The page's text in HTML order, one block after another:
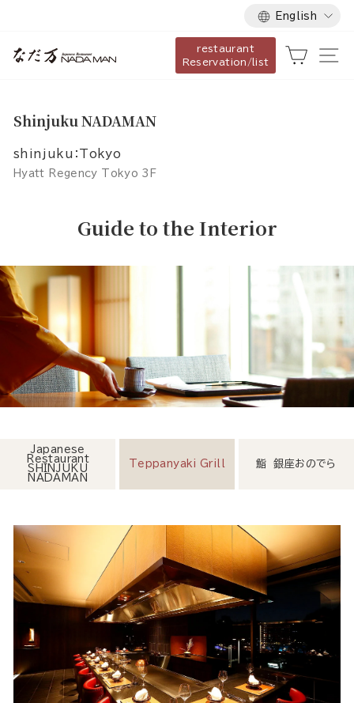
content
Language
English
restaurant
Reservation/list
Cart
Shinjuku NADAMAN
shinjuku：Tokyo
Hyatt Regency Tokyo 3F
Guide to the Interior
Japanese
Restaurant
SHINJUKU
NADAMAN
Teppanyaki Grill 鮨 銀座おのでら